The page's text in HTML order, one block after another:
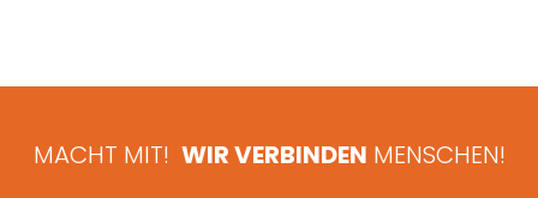
MACHT MIT! WIR VERBINDEN MENSCHEN!